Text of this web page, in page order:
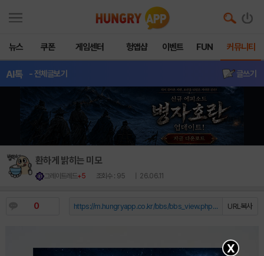
뉴스 쿠폰 게임센터 헝앱샵 이벤트 FUN 커뮤니티
AI톡 - 전체글보기 글쓰기
환하게 밝히는 미모
그레이트레드+5 조회수 : 95 | 26.06.11
0 URL복사
https://m.hungryapp.co.kr/bbs/bbs_view.php?durl=Y...
X